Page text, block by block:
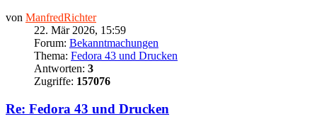
von ManfredRichter
22. Mär 2026, 15:59
Forum: Bekanntmachungen
Thema: Fedora 43 und Drucken
Antworten: 3
Zugriffe: 157076
Re: Fedora 43 und Drucken